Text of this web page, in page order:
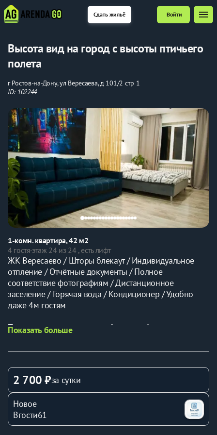
Сдать жильё Войти menu
Высота вид на город с высоты птичьего
полета
г Ростов-на-Дону, ул Вересаева, д 101/2 стр 1
ID: 102244
1-комн. квартира, 42 м2
4 гостя·этаж 24 из 24 , есть лифт
ЖК Вересаево / Шторы блекаут / Индивидуальное
отпление / Отчётные документы / Полное
соответствие фотографиям / Дистанционное
заселение / Горячая вода / Кондиционер / Удобно
даже 4м гостям
Предлагаем стильную, комфортную 1-к евартиру в
дoмe бизнec-классa с зaкpытoй, oxpаняемой
площадками, тренажерами и прогулочными аллеями
с фонтаном.
На лаунж зоне с панорамным остеклением и
мягкими подушками вы можете насладиться видами
города с 24 этажа.
Показать больше
2 700 ₽за сутки
Новое
Вгости61